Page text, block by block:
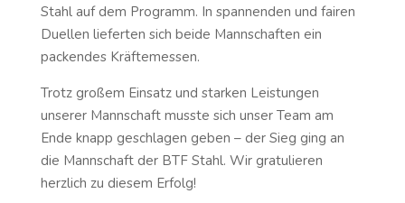
Stahl auf dem Programm. In spannenden und fairen
Duellen lieferten sich beide Mannschaften ein
packendes Kräftemessen.
Trotz großem Einsatz und starken Leistungen
unserer Mannschaft musste sich unser Team am
Ende knapp geschlagen geben – der Sieg ging an
die Mannschaft der BTF Stahl. Wir gratulieren
herzlich zu diesem Erfolg!